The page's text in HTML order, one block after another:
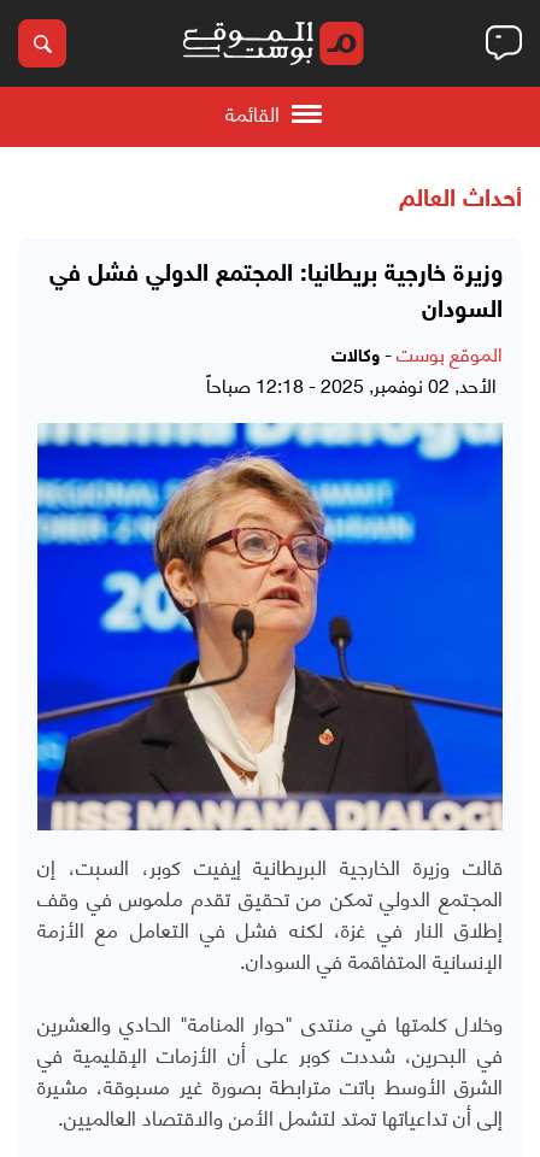
القائمة
أحداث العالم
وزيرة خارجية بريطانيا: المجتمع الدولي فشل في
السودان
الموقع بوست- وكالات
الأحد, 02 نوفمبر, 2025 - 12:18 صباحاً
قالت وزيرة الخارجية البريطانية إيفيت كوبر، السبت، إن
المجتمع الدولي تمكن من تحقيق تقدم ملموس في وقف
إطلاق النار في غزة، لكنه فشل في التعامل مع الأزمة
الإنسانية المتفاقمة في السودان.
وخلال كلمتها في منتدى "حوار المنامة" الحادي والعشرين
في البحرين، شددت كوبر على أن الأزمات الإقليمية في
الشرق الأوسط باتت مترابطة بصورة غير مسبوقة، مشيرة
إلى أن تداعياتها تمتد لتشمل الأمن والاقتصاد العالميين.